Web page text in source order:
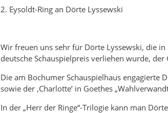
2. Eysoldt-Ring an Dörte Lyssewski
Wir freuen uns sehr für Dörte Lyssewski, die in
deutsche Schauspielpreis verliehen wurde, der
Die am Bochumer Schauspielhaus engagierte
sowie der ‚Charlotte’ in Goethes
In der „Herr der Ringe“-Trilogie kann man